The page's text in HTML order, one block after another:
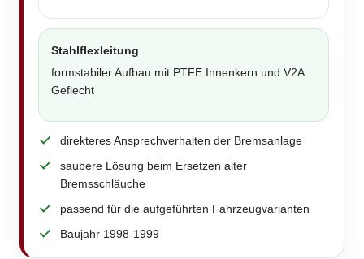
Stahlflexleitung
formstabiler Aufbau mit PTFE Innenkern und V2A
Geflecht
direkteres Ansprechverhalten der Bremsanlage
saubere Lösung beim Ersetzen alter
Bremsschläuche
passend für die aufgeführten Fahrzeugvarianten
Baujahr 1998-1999